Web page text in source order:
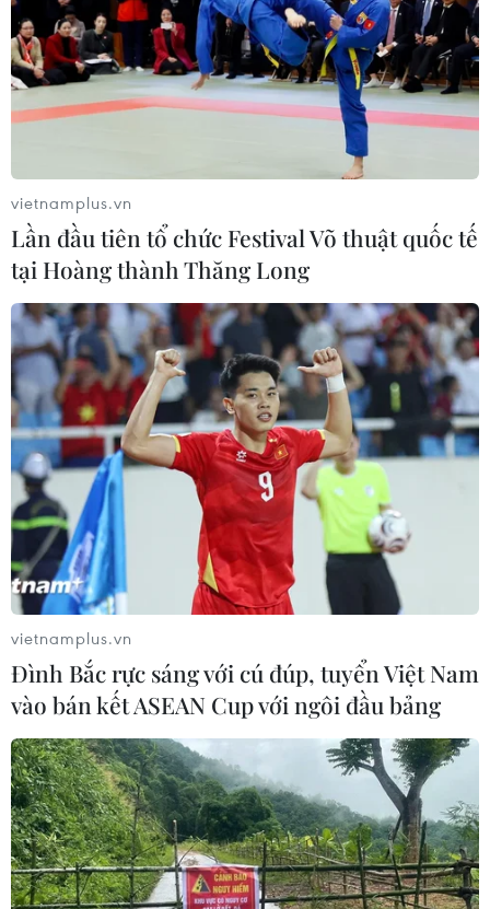
Tính từ 6h đến 18h ngày 8/2, Việt Nam ghi nhận 45 ca
mắc mới COVID-19, là các ca cộng đồng tại Quảng
Ninh (3), Hà Nội (3), Gia Lai (2), Hồ Chí Minh (25), Hải
Dương (12).
vietnamplus.vn
Lần đầu tiên tổ chức Festival Võ thuật quốc tế
tại Hoàng thành Thăng Long
vietnamplus.vn
Đình Bắc rực sáng với cú đúp, tuyển Việt Nam
vào bán kết ASEAN Cup với ngôi đầu bảng